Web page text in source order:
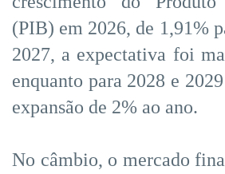
(PIB) em 2026, de 1,91%
2027, a expectativa foi
enquanto para 2028 e
expansão de 2% ao ano.
No câmbio, o mercado